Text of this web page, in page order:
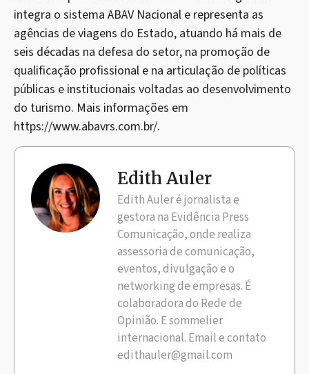
integra o sistema ABAV Nacional e representa as
agências de viagens do Estado, atuando há mais de
seis décadas na defesa do setor, na promoção de
qualificação profissional e na articulação de políticas
públicas e institucionais voltadas ao desenvolvimento
do turismo. Mais informações em
https://www.abavrs.com.br/.
Edith Auler
Edith Auler é jornalista e
gestora na Evidência Press
Comunicação, onde realiza
assessoria de comunicação,
eventos, divulgação e o
networking de empresas. É
colaboradora do Rede de
Opinião. E sommelier
internacional. Email e contato
edithauler@gmail.com